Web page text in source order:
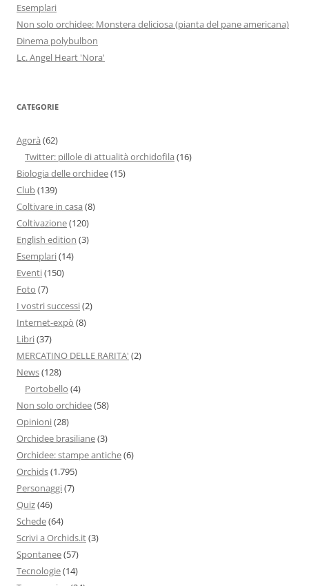
Esemplari
Non solo orchidee: Monstera deliciosa (pianta del pane americana)
Dinema polybulbon
Lc. Angel Heart 'Nora'
CATEGORIE
Agorà (62)
Twitter: pillole di attualità orchidofila (16)
Biologia delle orchidee(15)
Club(139)
Coltivare in casa (8)
Coltivazione(120)
English edition (3)
Esemplari(14)
Eventi(150)
Foto (7)
I vostri successi(2)
Internet-expò (8)
Libri(37)
MERCATINO DELLE RARITA' (2)
News(128)
Portobello (4)
Non solo orchidee(58)
Opinioni(28)
Orchidee brasiliane(3)
Orchidee: stampe antiche(6)
Orchids(1.795)
Personaggi(7)
Quiz(46)
Schede(64)
Scrivi a Orchids.it(3)
Spontanee(57)
Tecnologie(14)